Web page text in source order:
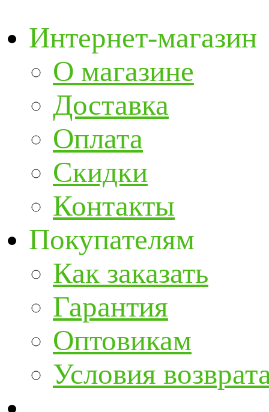
Интернет-магазин
О магазине
Доставка
Оплата
Скидки
Контакты
Покупателям
Как заказать
Гарантия
Оптовикам
Условия